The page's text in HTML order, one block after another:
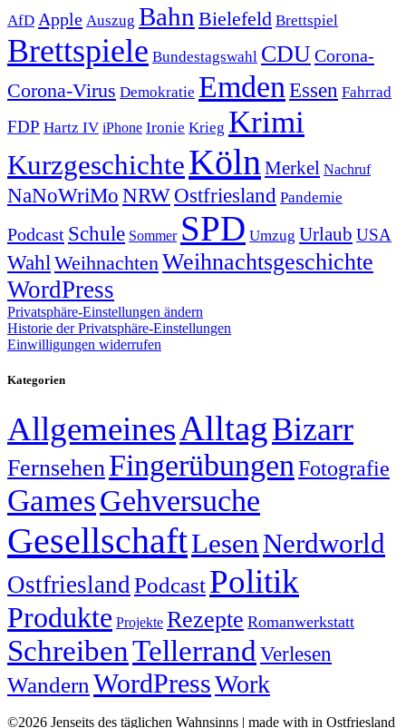
AfD Apple Auszug Bahn Bielefeld Brettspiel
Brettspiele Bundestagswahl CDUCorona-
Corona-Virus Demokratie Emden Essen Fahrrad
FDP Hartz IV iPhone Ironie Krieg Krimi
KurzgeschichteKöln Merkel Nachruf
NaNoWriMo NRWOstfriesland Pandemie
Podcast Schule Sommer SPD Umzug Urlaub USA
Wahl Weihnachten Weihnachtsgeschichte
WordPress
Privatsphäre-Einstellungen ändern
Historie der Privatsphäre-Einstellungen
Einwilligungen widerrufen
Kategorien
AllgemeinesAlltagBizarr
FernsehenFingerübungen Fotografie
GamesGehversuche
GesellschaftLesenNerdworld
OstfrieslandPodcastPolitik
Produkte Projekte Rezepte Romanwerkstatt
SchreibenTellerrand Verlesen
Wandern WordPressWork
©2026 Jenseits des täglichen Wahnsinns | made with in Ostfriesland